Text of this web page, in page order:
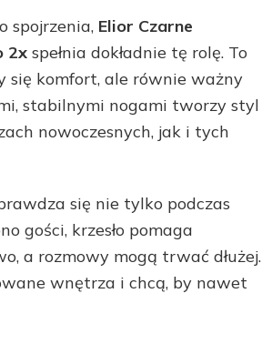
spojrzenia, Elior Czarne
2x spełnia dokładnie tę rolę. To
się komfort, ale równie ważny
stabilnymi nogami tworzy styl
nowoczesnych, jak i tych
się nie tylko podczas
gości, krzesło pomaga
a rozmowy mogą trwać dłużej.
wnętrza i chcą, by nawet